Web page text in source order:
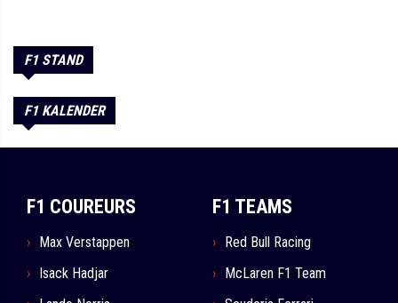
F1 STAND
F1 KALENDER
F1 COUREURS
Max Verstappen
Isack Hadjar
F1 TEAMS
Red Bull Racing
McLaren F1 Team